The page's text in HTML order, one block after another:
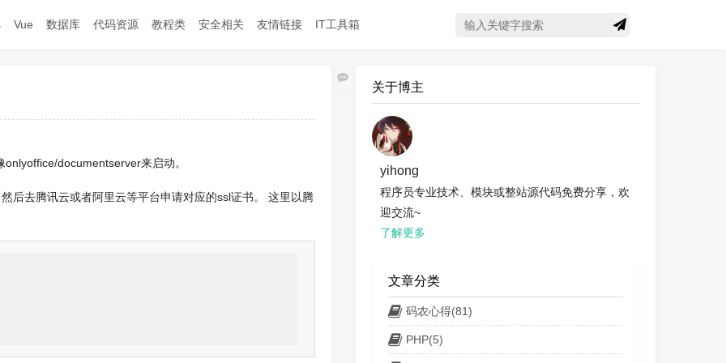
Vue 数据库 代码资源 教程类 安全相关 友情链接 IT工具箱 搜索关键字
documentserver来启动。
后去腾讯云或者阿里云等平台申请对应的ssl证书。 这里以腾
关于博主
yihong
程序员专业技术、模块或整站源代码免费分享，欢
迎交流~
了解更多
文章分类
码农心得(81)
PHP(5)